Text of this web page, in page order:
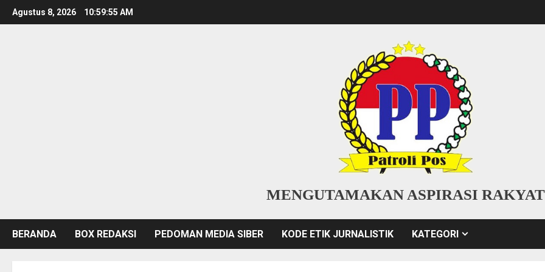
Skip
to
Agustus 8, 2026 10:59:56 AM
MENGUTAMAKAN ASPIRASI RAKYAT
BERANDA BOX REDAKSI PEDOMAN MEDIA SIBER KODE ETIK JURNALISTIK KATEGORI